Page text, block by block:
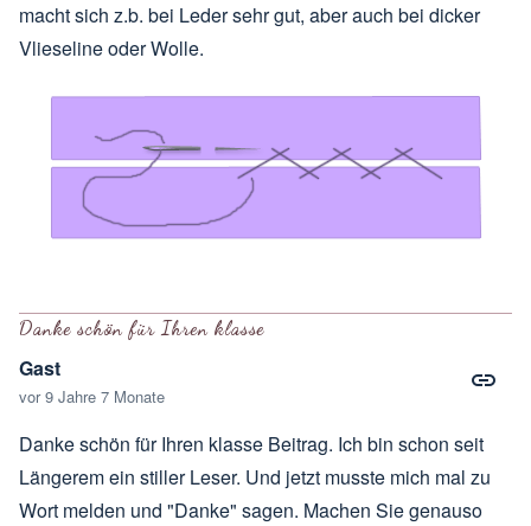
macht sich z.b. bei Leder sehr gut, aber auch bei dicker
Vlieseline oder Wolle.
Danke schön für Ihren klasse
Gast
vor 9 Jahre 7 Monate
Danke schön für Ihren klasse Beitrag. Ich bin schon seit
Längerem ein stiller Leser. Und jetzt musste mich mal zu
Wort melden und "Danke" sagen. Machen Sie genauso